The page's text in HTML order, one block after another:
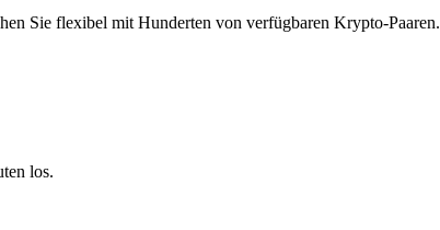
Sie flexibel mit Hunderten von verfügbaren Krypto-Paaren.
los.